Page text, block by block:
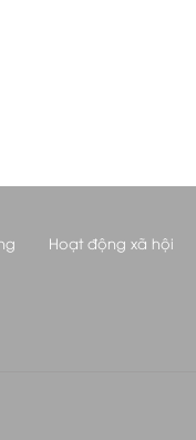
Hoạt động xã hội